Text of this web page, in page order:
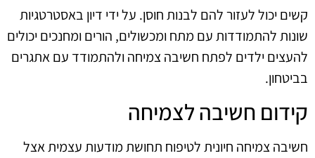
קשים יכול לעזור להם לבנות חוסן. על ידי דיון באסטרטגיות
שונות להתמודדות עם מתח ומכשולים, הורים ומחנכים יכולים
להעצים ילדים לפתח חשיבה צמיחה ולהתמודד עם אתגרים
בביטחון.
קידום חשיבה לצמיחה
חשיבה צמיחה חיונית לטיפוח תחושת מודעות עצמית אצל